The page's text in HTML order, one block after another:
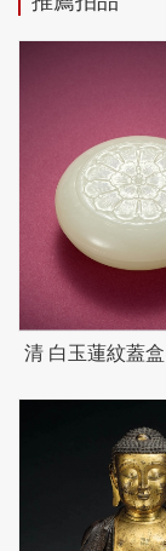
清 白玉蓮紋蓋盒